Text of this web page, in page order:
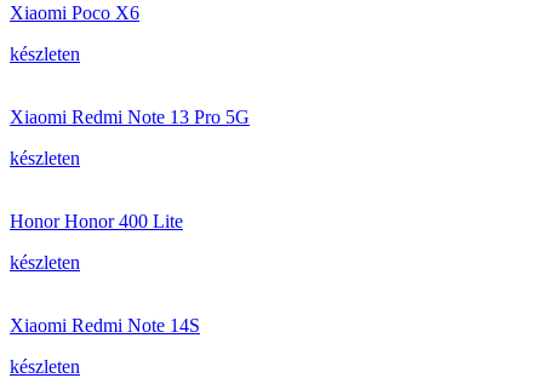
Xiaomi Poco X6
készleten
Xiaomi Redmi Note 13 Pro 5G
készleten
Honor Honor 400 Lite
készleten
Xiaomi Redmi Note 14S
készleten